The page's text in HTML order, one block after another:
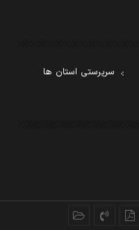
سرپرستی استان ها